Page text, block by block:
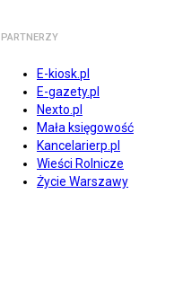
PARTNERZY
E-kiosk.pl
E-gazety.pl
Nexto.pl
Mała księgowość
Kancelarierp.pl
Wieści Rolnicze
Życie Warszawy